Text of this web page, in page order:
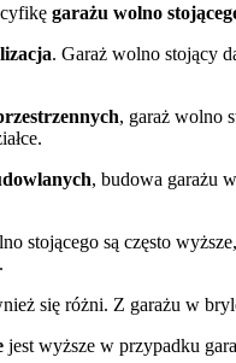
garażu wolno
. Garaż wolno stojący
, garaż wolno
, budowa garażu
stojącego są często
się różni. Z garażu w
jest wyższe w przypadku